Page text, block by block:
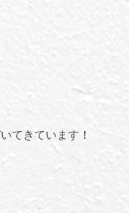
てきています！